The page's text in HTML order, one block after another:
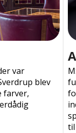
var
blev
farver,